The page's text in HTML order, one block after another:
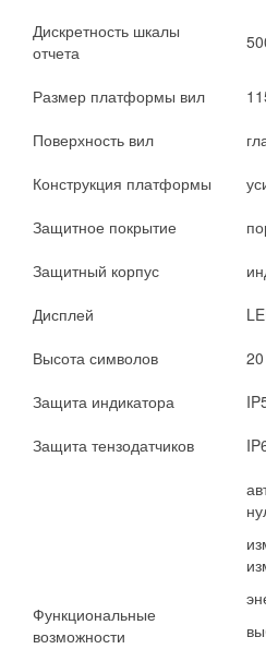
Дискретность шкалы
отчета
Размер платформы вил
Поверхность вил
Конструкция платформы
Защитное покрытие
Защитный корпус
Дисплей
Высота символов
Защита индикатора
Защита тензодатчиков
Функциональные
возможности